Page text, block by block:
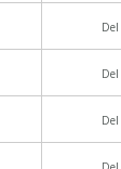
Del
Del
Del